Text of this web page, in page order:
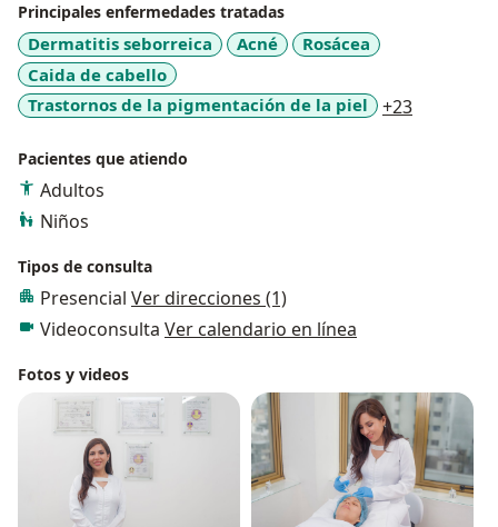
Miembro del Colegio Ibero Latinoamericano de
Dermatología CILAD.
Principales enfermedades tratadas
Dermatitis seborreica Acné
Rosácea
Caida de cabello
Trastornos de la pigmentación de la piel
+23
Pacientes que atiendo
Adultos
Niños
Tipos de consulta
Presencial Ver direcciones (1)
Videoconsulta Ver calendario en línea
Fotos y videos